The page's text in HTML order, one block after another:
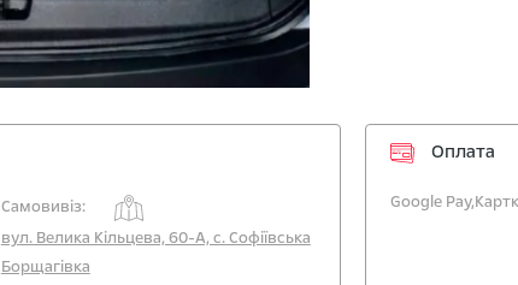
Самовивіз:
вул. Велика Кільцева, 60-А, с. Софіївська
Борщагівка
Оплата
Google Pay,